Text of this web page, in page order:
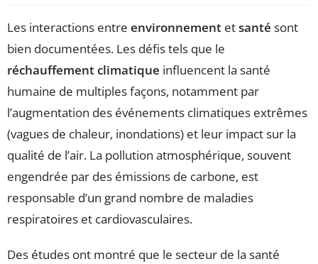
Les interactions entre environnement etsanté sont
bien documentées. Les défis tels que le
réchauffement climatique influencent la santé
humaine de multiples façons, notamment par
l’augmentation des événements climatiques extrêmes
(vagues de chaleur, inondations) et leur impact sur la
qualité de l’air. La pollution atmosphérique, souvent
engendrée par des émissions de carbone, est
responsable d’un grand nombre de maladies
respiratoires et cardiovasculaires.
Des études ont montré que le secteur de la santé